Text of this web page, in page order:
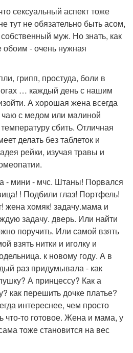
сексуальный аспект тоже
тут не обязательно быть асом,
муж. Но знать, как
обоим - очень нужная
грипп, простуда, боли в
… каждый день с нашим
А хорошая жена всегда
чаю с медом или малиной
сбить. Отличная
делать без таблеток и
рейки, изучая травы и
- мини - мчс. Штаны! Порвался
! Подбили глаз! Портфель!
жена хомяк! задачу.мама и
задачу. дверь. Или найти
поручить. Или самой взять
взять нитки и иголку и
к новому году. А в
раз придумывала - как
А принцессу? Как а
как перешить дочке платье?
интереснее, чем просто
что-то готовое. Жена и мама, у
тоже становится на вес